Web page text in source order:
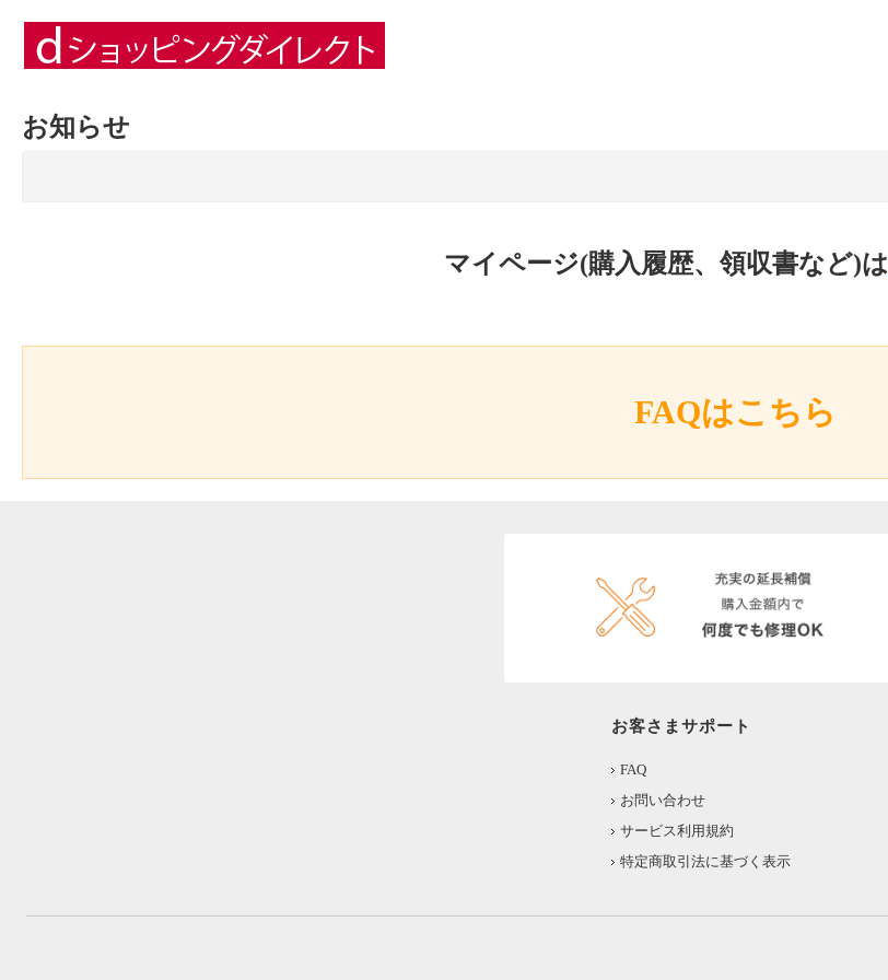
お知らせ
マイページ(購入履歴、領収書など)は
FAQはこちら
お客さまサポート
FAQ
お問い合わせ
サービス利用規約
特定商取引法に基づく表示